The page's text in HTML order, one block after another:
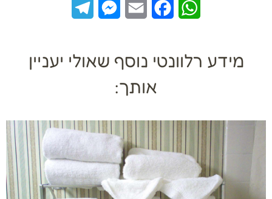
WhatsApp
Facebook
Email
Messenger
מידע רלוונטי נוסף שאולי יעניין
אותך: